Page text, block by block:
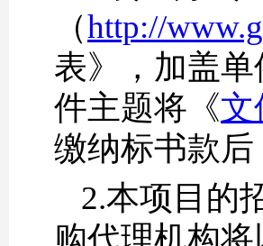
（http://
表》，加盖
件主题将《文
缴纳标书款
2.本项目的
购代理机构